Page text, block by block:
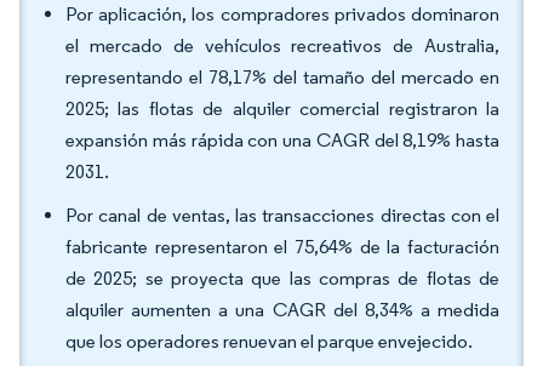
Por aplicación, los compradores privados dominaron
el mercado de vehículos recreativos de Australia,
representando el 78,17% del tamaño del mercado en
2025; las flotas de alquiler comercial registraron la
expansión más rápida con una CAGR del 8,19% hasta
2031.
Por canal de ventas, las transacciones directas con el
fabricante representaron el 75,64% de la facturación
de 2025; se proyecta que las compras de flotas de
alquiler aumenten a una CAGR del 8,34% a medida
que los operadores renuevan el parque envejecido.